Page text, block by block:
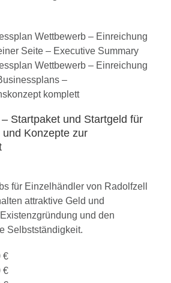
Wettbewerb – Einreichung
Seite – Executive Summary
Wettbewerb – Einreichung
–
komplett
Startpaket und Startgeld für
Konzepte zur
für Einzelhändler von Radolfzell
attraktive Geld und
und den
Selbstständigkeit.
€
€